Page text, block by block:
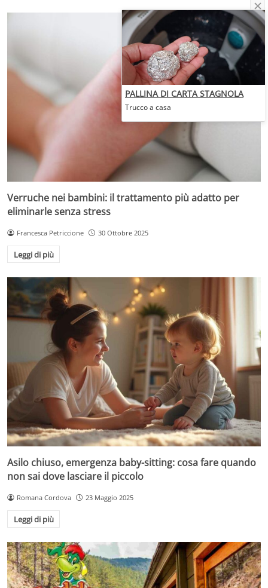
Verruche nei bambini: il trattamento più adatto per
eliminarle senza stress
Francesca Petriccione 30 Ottobre 2025
Leggi di più
Asilo chiuso, emergenza baby-sitting: cosa fare quando
non sai dove lasciare il piccolo
Romana Cordova 23 Maggio 2025
Leggi di più
PALLINA DI CARTA STAGNOLA
Trucco a casa